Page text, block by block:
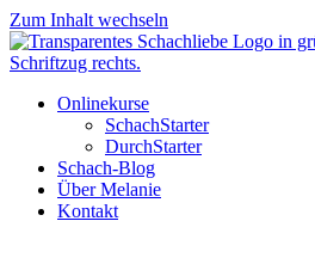
Zum Inhalt wechseln
Onlinekurse
SchachStarter
DurchStarter
Schach-Blog
Über Melanie
Kontakt